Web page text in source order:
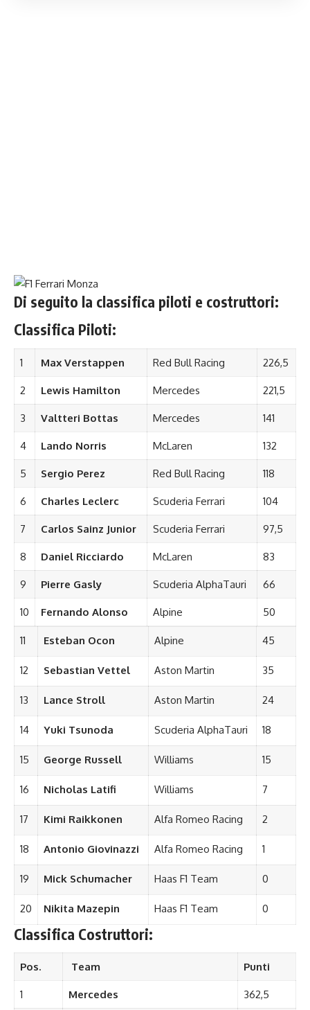
Di seguito la classifica piloti e costruttori:
Classifica Piloti:
1 Max Verstappen Red Bull Racing 226,5
2 Lewis Hamilton Mercedes 221,5
3 Valtteri Bottas Mercedes 141
4 Lando Norris McLaren 132
5 Sergio Perez Red Bull Racing 118
6 Charles Leclerc Scuderia Ferrari 104
7 Carlos Sainz Junior Scuderia Ferrari 97,5
8 Daniel Ricciardo McLaren 83
9 Pierre Gasly Scuderia AlphaTauri 66
10 Fernando Alonso Alpine 50
11 Esteban Ocon Alpine 45
12 Sebastian Vettel Aston Martin 35
13 Lance Stroll Aston Martin 24
14 Yuki Tsunoda Scuderia AlphaTauri 18
15 George Russell Williams 15
16 Nicholas Latifi Williams 7
17 Kimi Raikkonen Alfa Romeo Racing 2
18 Antonio Giovinazzi Alfa Romeo Racing 1
19 Mick Schumacher Haas F1 Team 0
20 Nikita Mazepin Haas F1 Team 0
Classifica Costruttori:
Pos. Team Punti
1 Mercedes 362,5